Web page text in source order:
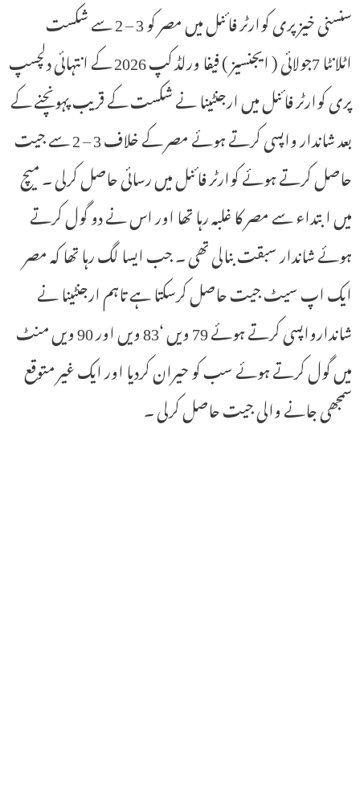
سنسنی خیز پری کوارٹر فائنل میں مصر کو 3 – 2 سے شکست
اٹلانٹا 7جولائی ( ایجنسیز ) فیفا ورلڈ کپ 2026 کے انتہائی دلچسپ
پری کوارٹر فائنل میں ارجنٹینا نے شکست کے قریب پہونچنے کے
بعد شاندار واپسی کرتے ہوئے مصر کے خلاف 3 – 2 سے جیت
حاصل کرتے ہوئے کوارٹر فائنل میں رسائی حاصل کرلی ۔ میچ
میں ابتداء سے مصر کا غلبہ رہا تھا اور اس نے دو گول کرتے
ہوئے شاندار سبقت بنالی تھی ۔ جب ایسا لگ رہا تھا کہ مصر
ایک اپ سیٹ جیت حاصل کرسکتا ہے تاہم ارجنٹینا نے
شاندارواپسی کرتے ہوئے 79 ویں ‘83 ویں اور 90 ویں منٹ
میں گول کرتے ہوئے سب کو حیران کردیا اور ایک غیر متوقع
سمجھی جانے والی جیت حاصل کرلی ۔